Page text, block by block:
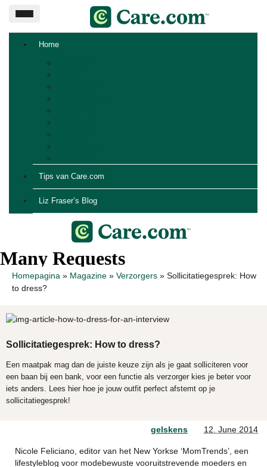
Home
Tips van Care.com
Liz Fraser’s Blog
Homepagina » Magazine » Verzorgers » Sollicitatiegesprek: How
to dress?
Sollicitatiegesprek: How to dress?
Een maatpak mag dan de juiste keuze zijn als je gaat solliciteren voor
een baan bij een bank, voor een functie als verzorger kies je beter voor
iets anders. Lees hier hoe je jouw outfit perfect afstemt op je
sollicitatiegesprek!
gelskens 12. June 2014
Nicole Feliciano, editor van het New Yorkse ‘MomTrends’, een
lifestyleblog voor modebewuste vooruitstrevende moeders en